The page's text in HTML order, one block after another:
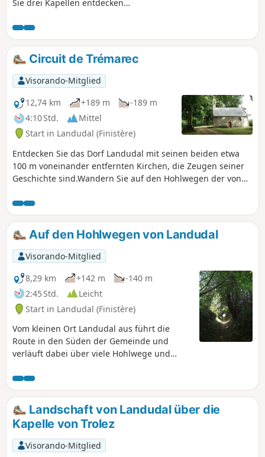
Sie drei Kapellen entdecken
Montagnes Noires.
Circuit de Trémarec
Visorando-Mitglied
12,74 km
+189 m
-189 m
4:10 Std.
Mittel
Start in Landudal (Finistère)
Entdecken Sie das Dorf Landudal mit seinen beiden etwa
100 m voneinander entfernten Kirchen, die Zeugen seiner
Geschichte sind.Wandern Sie auf den Hohlwegen der von
Begeben Sie sich auf die Spuren von Admiral Yves de
Kerguelen, der 1772 die südlichen Inseln entdeckte, die
noch heute seinen Namen tragen.Ein schönes Programm
voller Entdeckungen!
Auf den Hohlwegen von Landudal
Visorando-Mitglied
8,29 km
+142 m
-140 m
2:45 Std.
Leicht
Start in Landudal (Finistère)
Vom kleinen Ort Landudal aus führt die
Route in den Süden der Gemeinde und
verläuft dabei über viele Hohlwege und
Landschaft von Landudal über die
Kapelle von Trolez
Visorando-Mitglied